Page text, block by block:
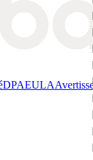
DPAEULA